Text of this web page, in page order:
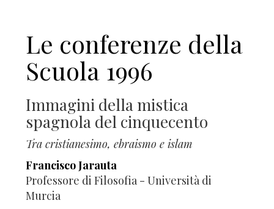
Le conferenze della
Scuola 1996
Immagini della mistica
spagnola del cinquecento
Tra cristianesimo, ebraismo e islam
Francisco Jarauta
Professore di Filosofia - Università di
Murcia